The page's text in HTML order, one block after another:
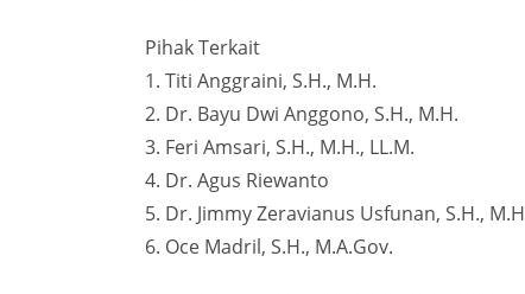
Pihak Terkait
1. Titi Anggraini, S.H., M.H.
2. Dr. Bayu Dwi Anggono, S.H., M.H.
3. Feri Amsari, S.H., M.H., LL.M.
4. Dr. Agus Riewanto
5. Dr. Jimmy Zeravianus Usfunan, S.H., M.H
6. Oce Madril, S.H., M.A.Gov.